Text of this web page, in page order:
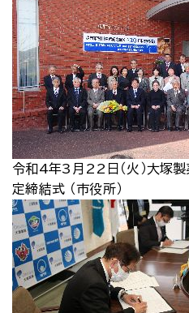
令和4年3月22日（火）大塚
定締結式 （市役所）